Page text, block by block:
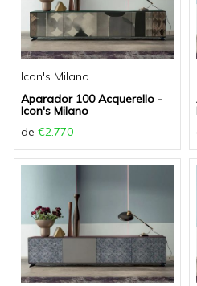
Icon's Milano
Aparador 100 Acquerello -
Icon's Milano
de €2.770